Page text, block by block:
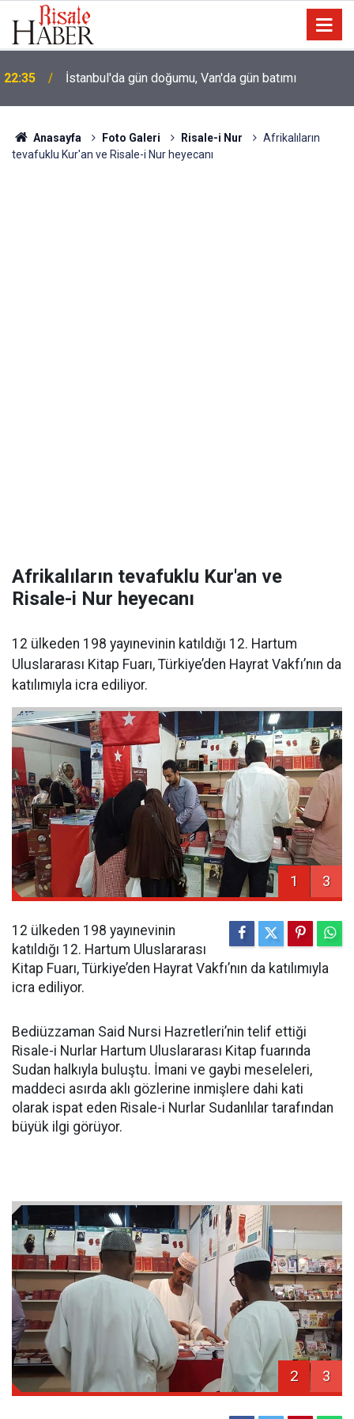
22:35 İstanbul'da gün doğumu, Van'da gün batımı
Anasayfa Foto Galeri Risale-i Nur
Afrikalıların
tevafuklu Kur'an ve Risale-i Nur heyecanı
Afrikalıların tevafuklu Kur'an ve
Risale-i Nur heyecanı
12 ülkeden 198 yayınevinin katıldığı 12. Hartum
Uluslararası Kitap Fuarı, Türkiye’den Hayrat Vakfı’nın da
katılımıyla icra ediliyor.
1 3
12 ülkeden 198 yayınevinin
katıldığı 12. Hartum Uluslararası
Kitap Fuarı, Türkiye’den Hayrat Vakfı’nın da katılımıyla
icra ediliyor.
Bediüzzaman Said Nursi Hazretleri’nin telif ettiği
Risale-i Nurlar Hartum Uluslararası Kitap fuarında
Sudan halkıyla buluştu. İmani ve gaybi meseleleri,
maddeci asırda aklı gözlerine inmişlere dahi kati
olarak ispat eden Risale-i Nurlar Sudanlılar tarafından
büyük ilgi görüyor.
2 3